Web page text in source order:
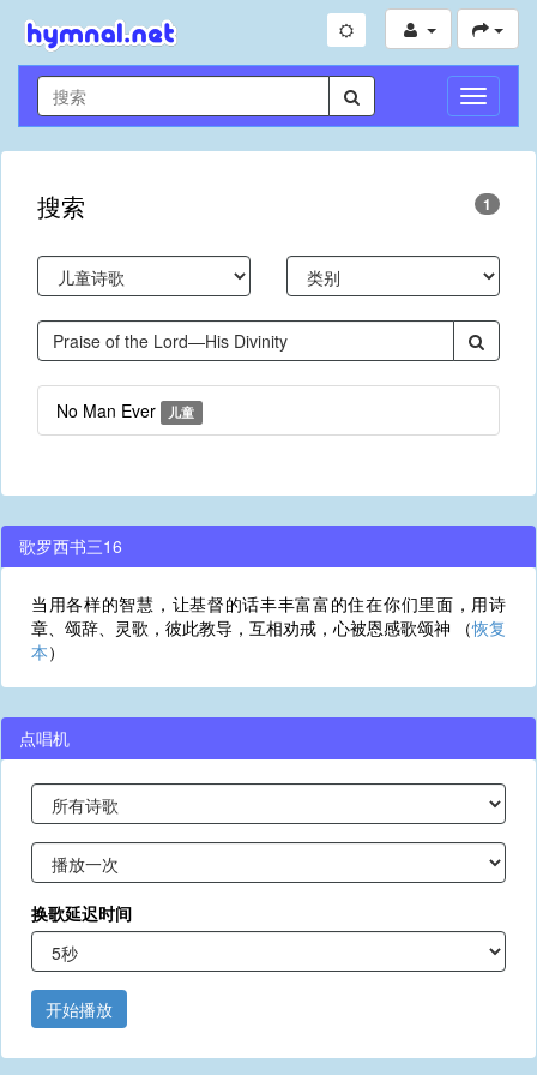
切
换
导
搜索 1
No Man Ever 儿童
歌罗西书三16
当用各样的智慧，让基督的话丰丰富富的住在你们里面，用诗
章、颂辞、灵歌，彼此教导，互相劝戒，心被恩感歌颂神 （恢复
本）
点唱机
换歌延迟时间
开始播放